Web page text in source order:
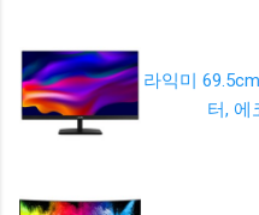
라익미
터, 에